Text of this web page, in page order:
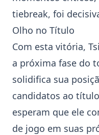
tiebreak, foi
Olho no Título
Com esta vitória,
a próxima fase do
solidifica sua
candidatos ao
esperam que ele
de jogo em suas